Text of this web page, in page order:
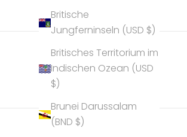
Britische
Jungferninseln (USD $)
Britisches Territorium im
Indischen Ozean (USD
$)
Brunei Darussalam
(BND $)